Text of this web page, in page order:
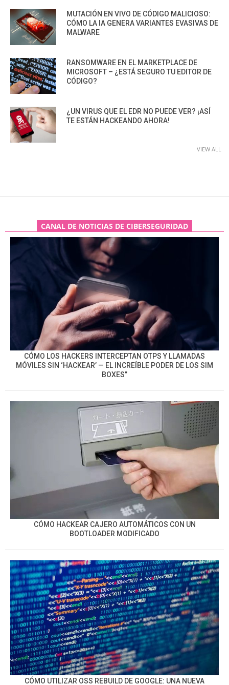
MUTACIÓN EN VIVO DE CÓDIGO MALICIOSO:
CÓMO LA IA GENERA VARIANTES EVASIVAS DE
MALWARE
RANSOMWARE EN EL MARKETPLACE DE
MICROSOFT – ¿ESTÁ SEGURO TU EDITOR DE
CÓDIGO?
¿UN VIRUS QUE EL EDR NO PUEDE VER? ¡ASÍ
TE ESTÁN HACKEANDO AHORA!
VIEW ALL
CANAL DE NOTICIAS DE CIBERSEGURIDAD
CÓMO LOS HACKERS INTERCEPTAN OTPS Y LLAMADAS
MÓVILES SIN ‘HACKEAR’ — EL INCREÍBLE PODER DE LOS SIM
BOXES”
CÓMO HACKEAR CAJERO AUTOMÁTICOS CON UN
BOOTLOADER MODIFICADO
CÓMO UTILIZAR OSS REBUILD DE GOOGLE: UNA NUEVA